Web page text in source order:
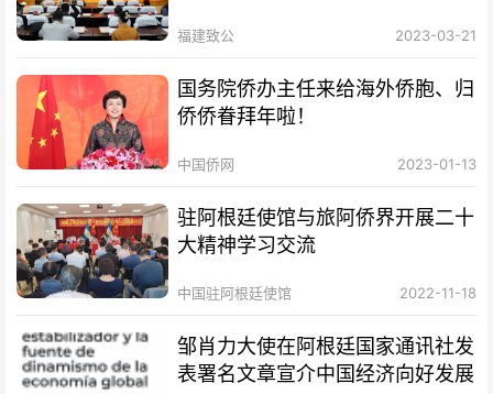
福建致公 2023-03-21
国务院侨办主任来给海外侨胞、归
侨侨眷拜年啦！
中国侨网 2023-01-13
驻阿根廷使馆与旅阿侨界开展二十
大精神学习交流
中国驻阿根廷使馆 2022-11-18
邹肖力大使在阿根廷国家通讯社发
表署名文章宣介中国经济向好发展